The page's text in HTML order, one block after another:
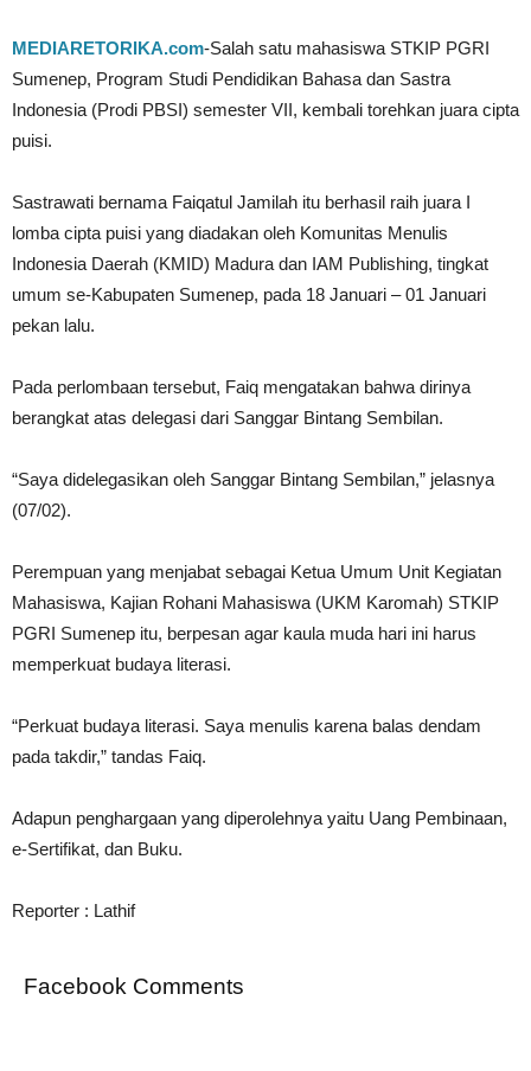
MEDIARETORIKA.com-Salah satu mahasiswa STKIP PGRI
Sumenep, Program Studi Pendidikan Bahasa dan Sastra
Indonesia (Prodi PBSI) semester VII, kembali torehkan juara cipta
puisi.
Sastrawati bernama Faiqatul Jamilah itu berhasil raih juara I
lomba cipta puisi yang diadakan oleh Komunitas Menulis
Indonesia Daerah (KMID) Madura dan IAM Publishing, tingkat
umum se-Kabupaten Sumenep, pada 18 Januari – 01 Januari
pekan lalu.
Pada perlombaan tersebut, Faiq mengatakan bahwa dirinya
berangkat atas delegasi dari Sanggar Bintang Sembilan.
“Saya didelegasikan oleh Sanggar Bintang Sembilan,” jelasnya
(07/02).
Perempuan yang menjabat sebagai Ketua Umum Unit Kegiatan
Mahasiswa, Kajian Rohani Mahasiswa (UKM Karomah) STKIP
PGRI Sumenep itu, berpesan agar kaula muda hari ini harus
memperkuat budaya literasi.
“Perkuat budaya literasi. Saya menulis karena balas dendam
pada takdir,” tandas Faiq.
Adapun penghargaan yang diperolehnya yaitu Uang Pembinaan,
e-Sertifikat, dan Buku.
Reporter : Lathif
Facebook Comments